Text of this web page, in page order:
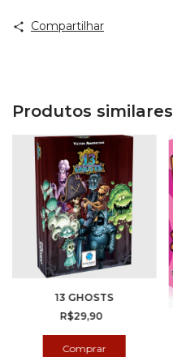
Compartilhar
Produtos similares
13 GHOSTS
R$29,90